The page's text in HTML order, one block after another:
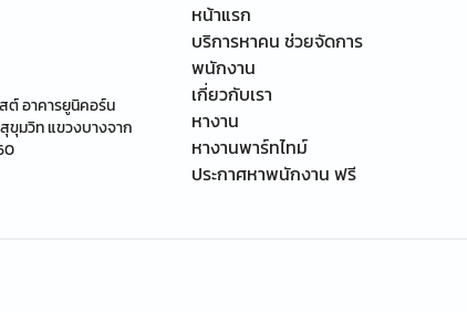
สต์ อาคารยูนิคอร์น
ขุมวิท แขวงบางจาก
หน้าแรก
บริการหาคน ช่วยจัดการ
พนักงาน
เกี่ยวกับเรา
หางาน
หางานพาร์ทไทม์
ประกาศหาพนักงาน ฟรี